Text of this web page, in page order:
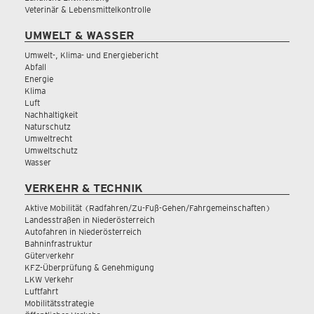
Veterinär & Lebensmittelkontrolle
UMWELT & WASSER
Umwelt-, Klima- und Energiebericht
Abfall
Energie
Klima
Luft
Nachhaltigkeit
Naturschutz
Umweltrecht
Umweltschutz
Wasser
VERKEHR & TECHNIK
Aktive Mobilität (Radfahren/Zu-Fuß-Gehen/Fahrgemeinschaften)
Landesstraßen in Niederösterreich
Autofahren in Niederösterreich
Bahninfrastruktur
Güterverkehr
KFZ-Überprüfung & Genehmigung
LKW Verkehr
Luftfahrt
Mobilitätsstrategie